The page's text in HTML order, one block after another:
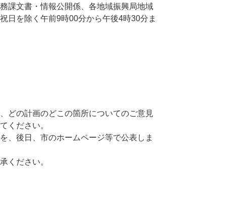
課文書・情報公開係、各地域振興局地域
を除く午前9時00分から午後4時30分ま
どの計画のどこの箇所についてのご意見
ください。
、後日、市のホームページ等で公表しま
ください。